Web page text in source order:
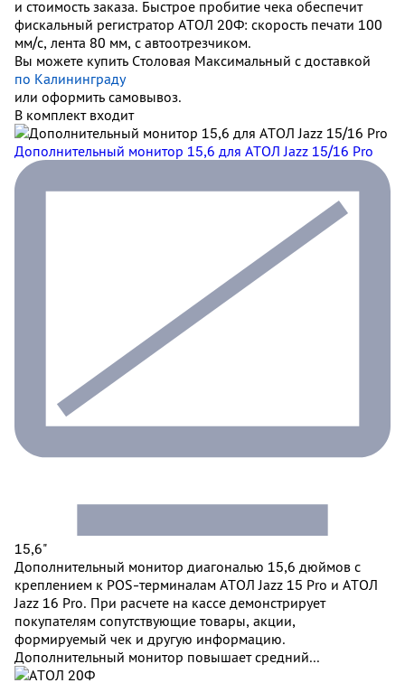
и стоимость заказа. Быстрое пробитие чека обеспечит
фискальный регистратор АТОЛ 20Ф: скорость печати 100
мм/с, лента 80 мм, с автоотрезчиком.
Вы можете купить Столовая Максимальный с доставкой
по Калининграду
или оформить самовывоз.
В комплект входит
Дополнительный монитор 15,6 для АТОЛ Jazz 15/16 Pro
15,6"
Дополнительный монитор диагональю 15,6 дюймов с
креплением к POS-терминалам АТОЛ Jazz 15 Pro и АТОЛ
Jazz 16 Pro. При расчете на кассе демонстрирует
покупателям сопутствующие товары, акции,
формируемый чек и другую информацию.
Дополнительный монитор повышает средний...